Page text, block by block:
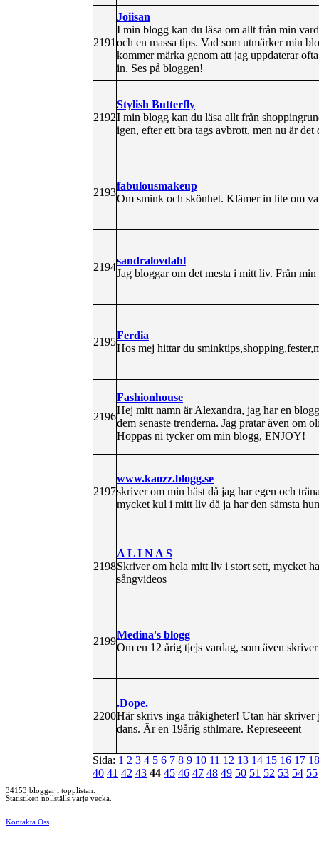
2191
Joiisan
I min blogg kan du läsa om allt från min
och en massa tips. Vad som utmärker min
kommer märka genom att jag uppdaterar
in. Ses på bloggen!
2192
Stylish Butterfly
I min blogg kan du läsa allt från
igen, efter ett bra tags avbrott, men nu är
2193
fabulousmakeup
Om smink och skönhet. Klämer in lite om
2194
sandralovdahl
Jag bloggar om det mesta i mitt liv. Från
2195
Ferdia
Hos mej hittar du
2196
Fashionhouse
Hej mitt namn är Alexandra, jag har en
dem senaste trenderna. Jag pratar även om
Hoppas ni tycker om min blogg, ENJOY!
2197
www.kaozz.blogg.se
skriver om min häst då jag har egen och
mycket kul i mitt liv då ja har den sämsta
2198
A L I N A S
Skriver om hela mitt liv i stort sett, mycket
sångvideos
2199
Medina's blogg
Om en 12 årig tjejs vardag, som även
2200
.Dope.
Här skrivs inga tråkigheter! Utan här
dans. Är en 19årig sthlmare. Represeeent
Sida: 1 2 3 4 5 6 7 8 9 10 11 12 13 14 15 16 17 18
40 41 42 43 44 45 46 47 48 49 50 51 52 53 54 55
34153 bloggar i topplistan.
Statistiken nollställs varje vecka.
Kontakta Oss